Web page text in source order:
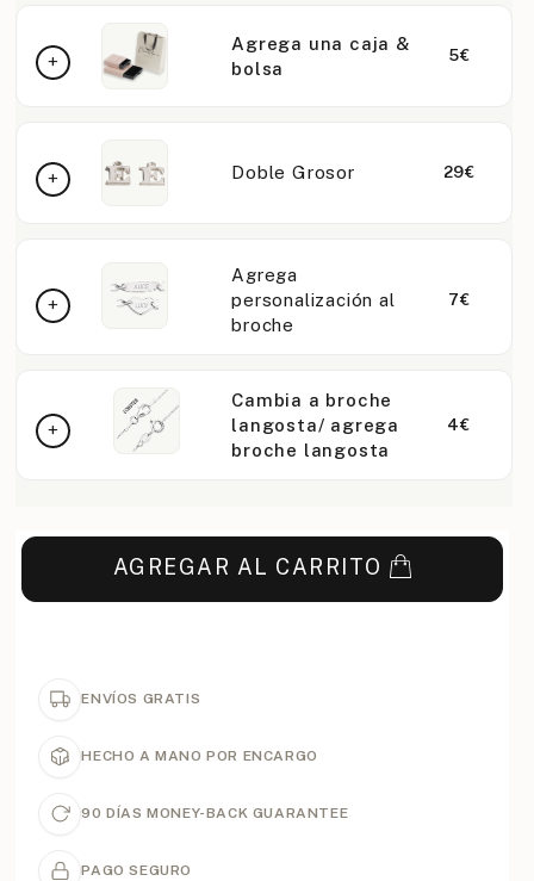
Agrega una caja &
bolsa
5€
Doble Grosor 29€
Agrega
personalización al
broche
7€
Cambia a broche
langosta/ agrega
broche langosta
4€
AGREGAR AL CARRITO
ENVÍOS GRATIS
HECHO A MANO POR ENCARGO
90 DÍAS MONEY-BACK GUARANTEE
PAGO SEGURO